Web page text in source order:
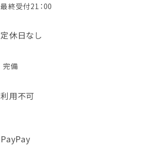
最終受付21：00
定休日なし
完備
利用不可
PayPay